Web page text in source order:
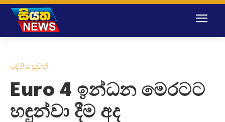
දේශීය පුවත්
Euro 4 ඉන්ධන මෙරටට
හඳුන්වා දීම අද